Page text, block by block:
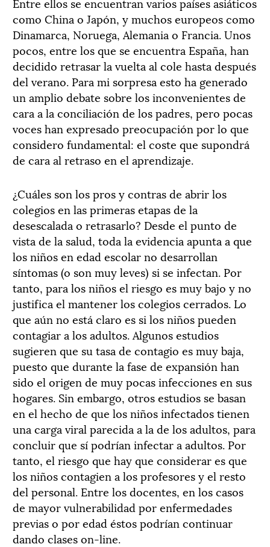
como China o Japón, y muchos europeos como
Dinamarca, Noruega, Alemania o Francia. Unos
pocos, entre los que se encuentra España, han
decidido retrasar la vuelta al cole hasta después
del verano. Para mi sorpresa esto ha generado
un amplio debate sobre los inconvenientes de
cara a la conciliación de los padres, pero pocas
voces han expresado preocupación por lo que
considero fundamental: el coste que supondrá
de cara al retraso en el aprendizaje.
¿Cuáles son los pros y contras de abrir los
colegios en las primeras etapas de la
desescalada o retrasarlo? Desde el punto de
vista de la salud, toda la evidencia apunta a que
los niños en edad escolar no desarrollan
síntomas (o son muy leves) si se infectan. Por
tanto, para los niños el riesgo es muy bajo y no
justifica el mantener los colegios cerrados. Lo
que aún no está claro es si los niños pueden
contagiar a los adultos. Algunos estudios
sugieren que su tasa de contagio es muy baja,
puesto que durante la fase de expansión han
sido el origen de muy pocas infecciones en sus
hogares. Sin embargo, otros estudios se basan
en el hecho de que los niños infectados tienen
una carga viral parecida a la de los adultos, para
concluir que sí podrían infectar a adultos. Por
tanto, el riesgo que hay que considerar es que
los niños contagien a los profesores y el resto
del personal. Entre los docentes, en los casos
de mayor vulnerabilidad por enfermedades
previas o por edad éstos podrían continuar
dando clases on-line.